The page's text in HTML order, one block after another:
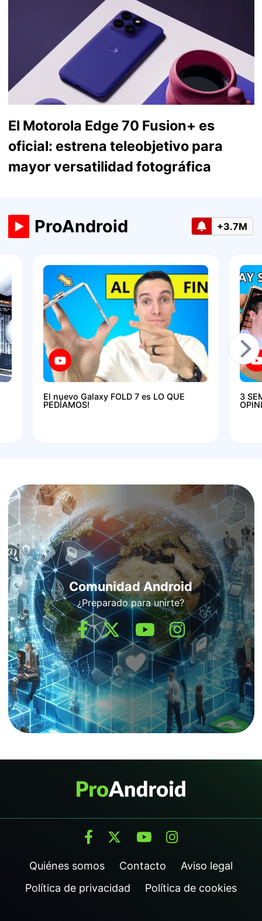
El Motorola Edge 70 Fusion+ es
oficial: estrena teleobjetivo para
mayor versatilidad fotográfica
ProAndroid +3.7M
El nuevo Galaxy FOLD 7 es LO QUE
PEDÍAMOS!
3
Comunidad Android
¿Preparado para unirte?
Quiénes somos Contacto
Aviso legal
Política de privacidad
Política de cookies